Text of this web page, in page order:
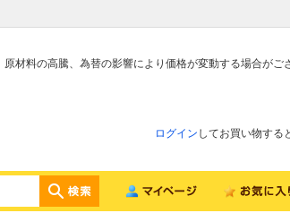
原材料の高騰、為替の影響により価格が変動する場合がご
ログイン してお買い物する